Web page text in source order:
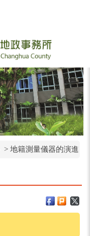
>地籍測量儀器的演進